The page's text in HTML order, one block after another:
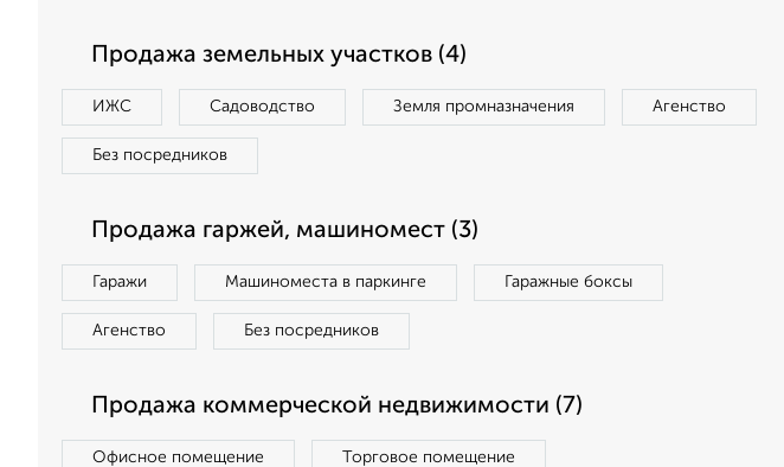
Продажа земельных участков (4)
ИЖС Садоводство Земля промназначения Агенство
Без посредников
Продажа гаржей, машиномест (3)
Гаражи Машиноместа в паркинге Гаражные боксы
Агенство Без посредников
Продажа коммерческой недвижимости (7)
Офисное помещение Торговое помещение